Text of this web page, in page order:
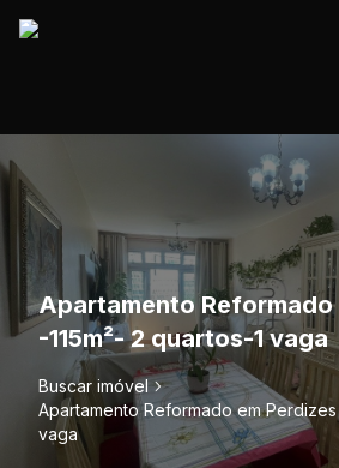
Apartamento Reformado
-115m²- 2 quartos-1 vaga
Buscar imóvel
Apartamento Reformado em Perdizes
vaga